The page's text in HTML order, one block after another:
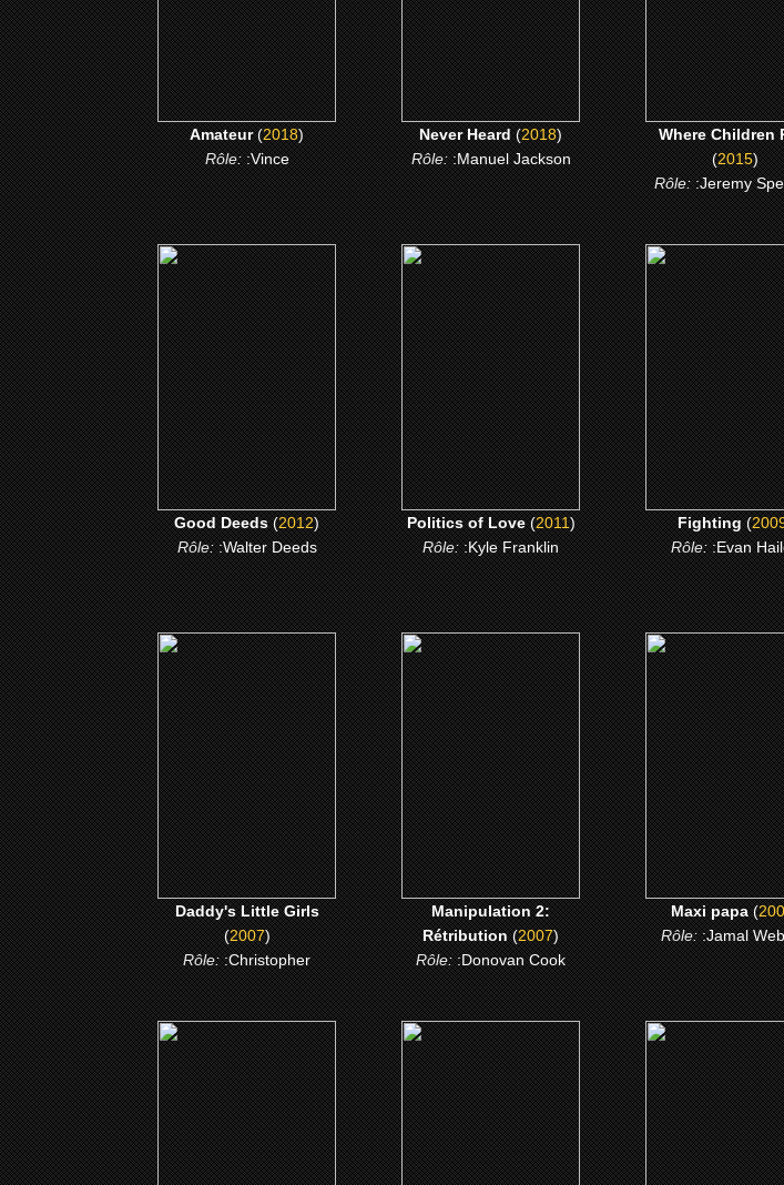
CLICK ME
Amateur(2018)
Rôle::Vince
CLICK ME
Never Heard(2018)
Rôle::Manuel Jackson
CLICK ME
Where Children
(2015)
Rôle::Jeremy
(2012)
Good Deeds
CLICK ME
Good Deeds(2012)
Rôle::Walter Deeds
(2011)
Politics of Love
CLICK ME
Politics of Love(2011)
Rôle::Kyle Franklin
(2009)
Fighting
CLICK ME
Fighting(
Rôle::Evan
(2007)
Daddy's Little Girls
CLICK ME
Daddy's Little Girls
(2007)
Rôle::Christopher
(2007)
Manipulation 2:
Rétribution
CLICK ME
Manipulation 2:
Rétribution(2007)
Rôle::Donovan Cook
(2007)
Maxi papa
CLICK ME
Maxi papa(
Rôle::Jamal
(2004)
Mr 3000
(2003)
Alerte a Malibooty
(1999)
Le Mariage de